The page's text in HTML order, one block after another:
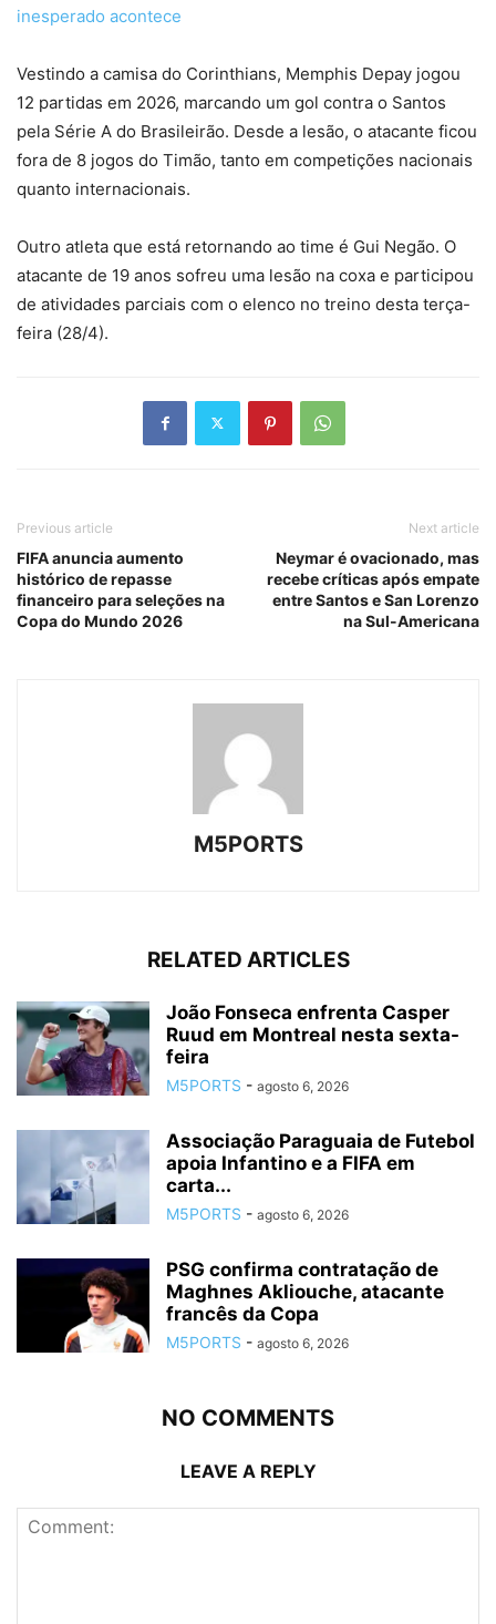
inesperado acontece
Vestindo a camisa do Corinthians, Memphis Depay jogou
12 partidas em 2026, marcando um gol contra o Santos
pela Série A do Brasileirão. Desde a lesão, o atacante ficou
fora de 8 jogos do Timão, tanto em competições nacionais
quanto internacionais.
Outro atleta que está retornando ao time é Gui Negão. O
atacante de 19 anos sofreu uma lesão na coxa e participou
de atividades parciais com o elenco no treino desta terça-
feira (28/4).
Previous article
FIFA anuncia aumento
histórico de repasse
financeiro para seleções na
Copa do Mundo 2026
Next article
Neymar é ovacionado, mas
recebe críticas após empate
entre Santos e San Lorenzo
na Sul-Americana
M5PORTS
RELATED ARTICLES
João Fonseca enfrenta Casper
Ruud em Montreal nesta sexta-
feira
M5PORTS - agosto 6, 2026
Associação Paraguaia de Futebol
apoia Infantino e a FIFA em
carta...
M5PORTS - agosto 6, 2026
PSG confirma contratação de
Maghnes Akliouche, atacante
francês da Copa
M5PORTS - agosto 6, 2026
NO COMMENTS
LEAVE A REPLY